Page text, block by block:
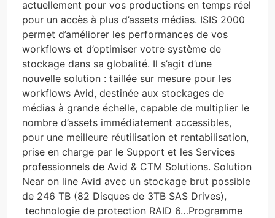
actuellement pour vos productions en temps réel
pour un accès à plus d’assets médias. ISIS 2000
permet d’améliorer les performances de vos
workflows et d’optimiser votre système de
stockage dans sa globalité. Il s’agit d’une
nouvelle solution : taillée sur mesure pour les
workflows Avid, destinée aux stockages de
médias à grande échelle, capable de multiplier le
nombre d’assets immédiatement accessibles,
pour une meilleure réutilisation et rentabilisation,
prise en charge par le Support et les Services
professionnels de Avid & CTM Solutions. Solution
Near on line Avid avec un stockage brut possible
de 246 TB (82 Disques de 3TB SAS Drives),
technologie de protection RAID 6…Programme